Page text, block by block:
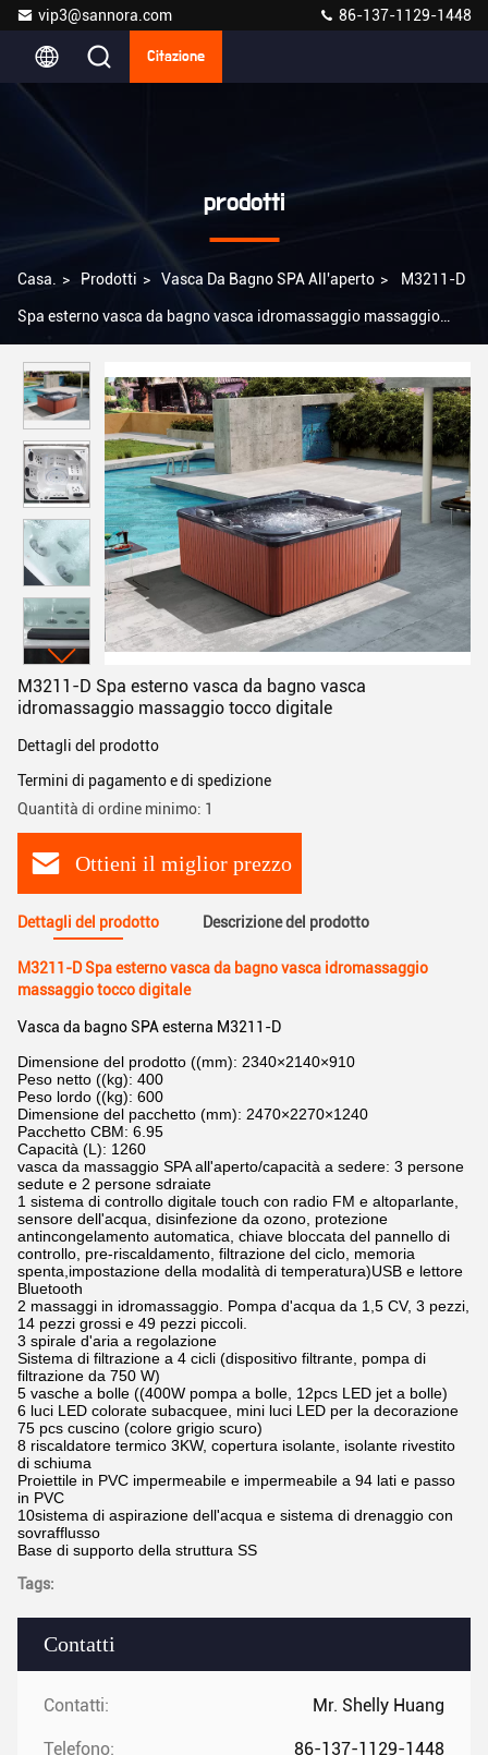
vip3@sannora.com 86-137-1129-1448
Citazione
prodotti
Casa. > Prodotti > Vasca Da Bagno SPA All'aperto > M3211-D
Spa esterno vasca da bagno vasca idromassaggio massaggio
Contatti
Contatti: Mr. Shelly Huang
Telefono: 86-137-1129-1448
M3211-D Spa esterno vasca da bagno vasca
idromassaggio massaggio tocco digitale
Dettagli del prodotto
Termini di pagamento e di spedizione
Quantità di ordine minimo: 1
Ottieni il miglior prezzo
Dettagli del prodotto Descrizione del prodotto
M3211-D Spa esterno vasca da bagno vasca idromassaggio
massaggio tocco digitale
Vasca da bagno SPA esterna M3211-D
Dimensione del prodotto ((mm): 2340×2140×910
Peso netto ((kg): 400
Peso lordo ((kg): 600
Dimensione del pacchetto (mm): 2470×2270×1240
Pacchetto CBM: 6.95
Capacità (L): 1260
vasca da massaggio SPA all'aperto/capacità a sedere: 3 persone
sedute e 2 persone sdraiate
1 sistema di controllo digitale touch con radio FM e altoparlante,
sensore dell'acqua, disinfezione da ozono, protezione
antincongelamento automatica, chiave bloccata del pannello di
controllo, pre-riscaldamento, filtrazione del ciclo, memoria
spenta,impostazione della modalità di temperatura)USB e lettore
Bluetooth
2 massaggi in idromassaggio. Pompa d'acqua da 1,5 CV, 3 pezzi,
14 pezzi grossi e 49 pezzi piccoli.
3 spirale d'aria a regolazione
Sistema di filtrazione a 4 cicli (dispositivo filtrante, pompa di
filtrazione da 750 W)
5 vasche a bolle ((400W pompa a bolle, 12pcs LED jet a bolle)
6 luci LED colorate subacquee, mini luci LED per la decorazione
75 pcs cuscino (colore grigio scuro)
8 riscaldatore termico 3KW, copertura isolante, isolante rivestito
di schiuma
Proiettile in PVC impermeabile e impermeabile a 94 lati e passo
in PVC
10sistema di aspirazione dell'acqua e sistema di drenaggio con
sovrafflusso
Base di supporto della struttura SS
Tags: